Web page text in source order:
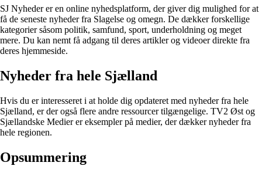
SJ Nyheder er en online nyhedsplatform, der giver dig mulighed for at
få de seneste nyheder fra Slagelse og omegn. De dækker forskellige
kategorier såsom politik, samfund, sport, underholdning og meget
mere. Du kan nemt få adgang til deres artikler og videoer direkte fra
deres hjemmeside.
Nyheder fra hele Sjælland
Hvis du er interesseret i at holde dig opdateret med nyheder fra hele
Sjælland, er der også flere andre ressourcer tilgængelige. TV2 Øst og
Sjællandske Medier er eksempler på medier, der dækker nyheder fra
hele regionen.
Opsummering